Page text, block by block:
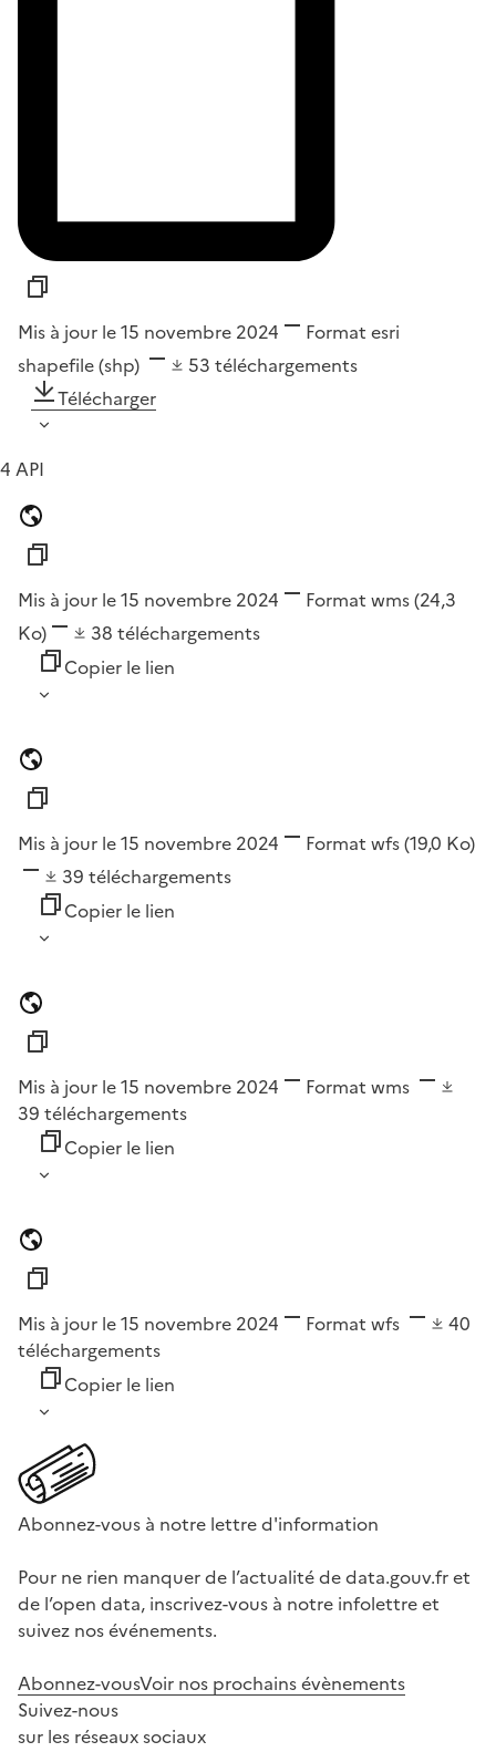
Mis à jour le 15 novembre 2024 Format esri
shapefile (shp)
53 téléchargements
Télécharger
4 API
Mis à jour le 15 novembre 2024 Format wms(24,3
Ko)
38 téléchargements
Copier le lien
Mis à jour le 15 novembre 2024 Format wfs(19,0 Ko)
39 téléchargements
Copier le lien
Mis à jour le 15 novembre 2024 Format wms
39 téléchargements
Copier le lien
Mis à jour le 15 novembre 2024 Format wfs
40
téléchargements
Copier le lien
Abonnez-vous à notre lettre d'information
Pour ne rien manquer de l’actualité de data.gouv.fr et
de l’open data, inscrivez-vous à notre infolettre et
suivez nos événements.
Abonnez-vousVoir nos prochains évènements
Suivez-nous
sur les réseaux sociaux